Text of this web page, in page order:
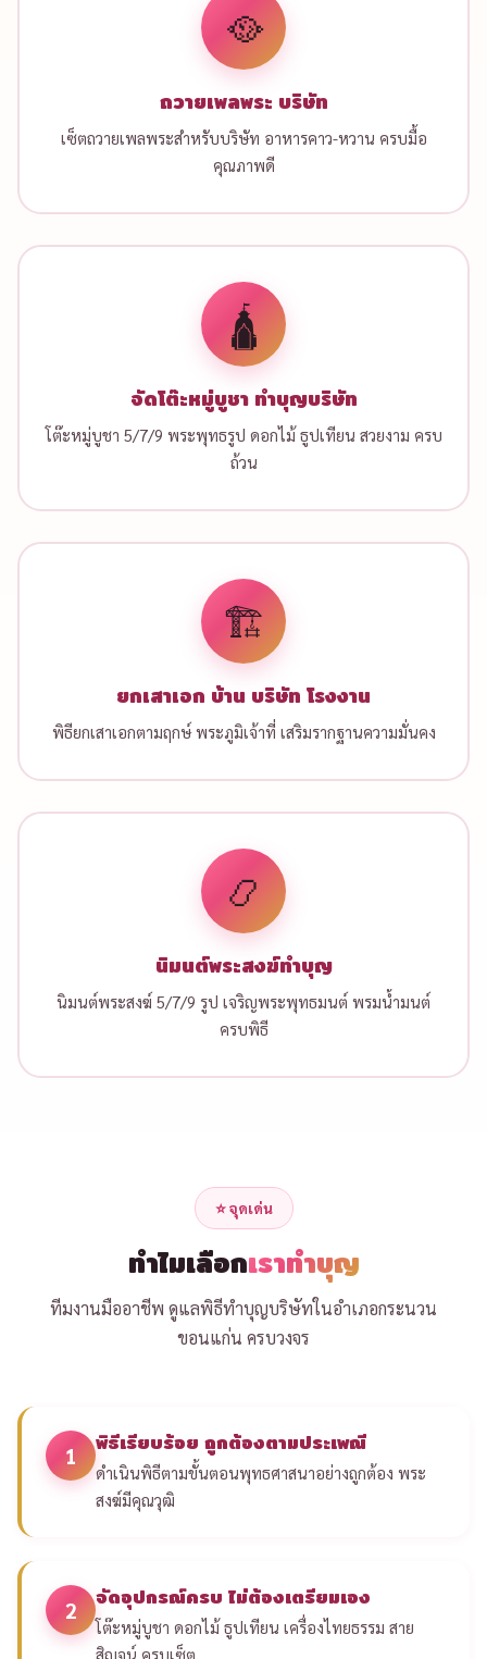
🥘
ถวายเพลพระ บริษัท
เซ็ตถวายเพลพระสำหรับบริษัท อาหารคาว-หวาน ครบมื้อ
คุณภาพดี
🛕
จัดโต๊ะหมู่บูชา ทำบุญบริษัท
โต๊ะหมู่บูชา 5/7/9 พระพุทธรูป ดอกไม้ ธูปเทียน สวยงาม ครบ
ถ้วน
🏗️
ยกเสาเอก บ้าน บริษัท โรงงาน
พิธียกเสาเอกตามฤกษ์ พระภูมิเจ้าที่ เสริมรากฐานความมั่นคง
📿
นิมนต์พระสงฆ์ทำบุญ
นิมนต์พระสงฆ์ 5/7/9 รูป เจริญพระพุทธมนต์ พรมน้ำมนต์
ครบพิธี
⭐ จุดเด่น
ทำไมเลือกเราทำบุญ
ทีมงานมืออาชีพ ดูแลพิธีทำบุญบริษัทในอำเภอกระนวน
ขอนแก่น ครบวงจร
1 พิธีเรียบร้อย ถูกต้องตามประเพณี
ดำเนินพิธีตามขั้นตอนพุทธศาสนาอย่างถูกต้อง พระ
สงฆ์มีคุณวุฒิ
2 จัดอุปกรณ์ครบ ไม่ต้องเตรียมเอง
โต๊ะหมู่บูชา ดอกไม้ ธูปเทียน เครื่องไทยธรรม สาย
สิญจน์ ครบเซ็ต